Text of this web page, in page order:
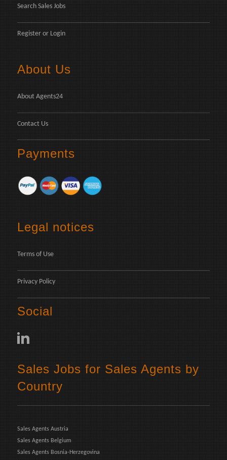
Search Sales Jobs
Register or Login
About Us
About Agents24
Contact Us
Payments
Legal notices
Terms of Use
Privacy Policy
Social
Sales Jobs for Sales Agents by
Country
Sales Agents Austria
Sales Agents Belgium
Sales Agents Bosnia-Herzegovina